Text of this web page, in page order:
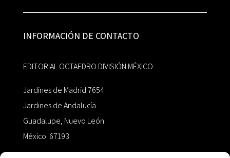
INFORMACIÓN DE CONTACTO
EDITORIAL OCTAEDRO DIVISIÓN MÉXICO
Jardines de Madrid 7654
Jardines de Andalucía
Guadalupe, Nuevo León
México 67193